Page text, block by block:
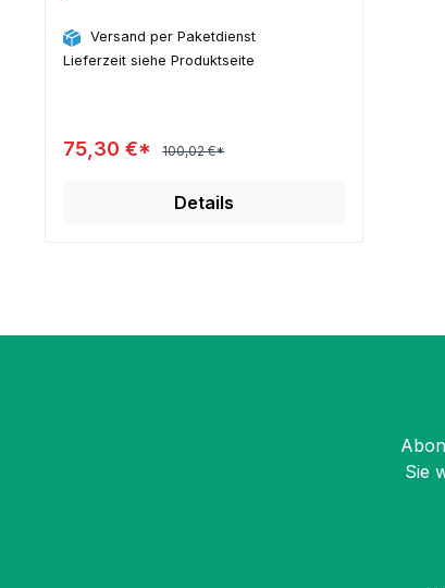
Versand per Paketdienst
Lieferzeit siehe Produktseite
75,30 €* 100,02 €*
Details
Sie